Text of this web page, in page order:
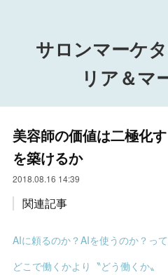
サロンマーケ
リア＆マ
美容師の価値は二極化
を築けるか
2018.08.16 14:39
関連記事
AIに頼るのか？AIを使うのか？っ
どこで働くかより〝どう働くか〟